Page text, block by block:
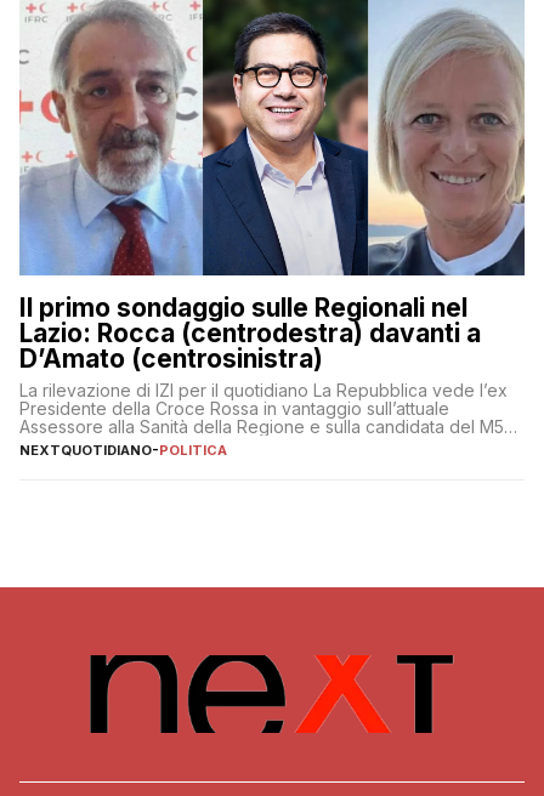
Il primo sondaggio sulle Regionali nel
Lazio: Rocca (centrodestra) davanti a
D’Amato (centrosinistra)
La rilevazione di IZI per il quotidiano La Repubblica vede l’ex
Presidente della Croce Rossa in vantaggio sull’attuale
Assessore alla Sanità della Regione e sulla candidata del M5S
Donatella Bianchi
NEXTQUOTIDIANO-POLITICA